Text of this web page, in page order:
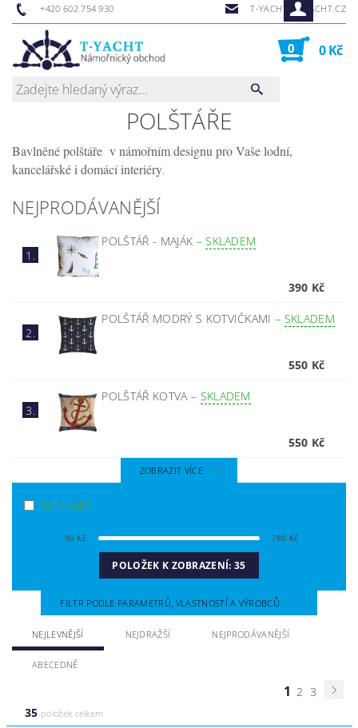
+420 602 754 930 T-YACHT@T-YACHT.CZ
0 0 Kč
POLŠTÁŘE
Bavlněné polštáře v námořním designu pro Vaše lodní,
kancelářské i domácí interiéry.
NEJPRODÁVANĚJŠÍ
1.
POLŠTÁŘ - MAJÁK –SKLADEM
390 Kč
2.
POLŠTÁŘ MODRÝ S KOTVIČKAMI– SKLADEM
550 Kč
3.
POLŠTÁŘ KOTVA – SKLADEM
550 Kč
ZOBRAZIT VÍCE
NA SKLADĚ
90 Kč 780 Kč
POLOŽEK K ZOBRAZENÍ:35
FILTR PODLE PARAMETRŮ, VLASTNOSTÍ A VÝROBCŮ
NEJLEVNĚJŠÍ NEJDRAŽŠÍ NEJPRODÁVANĚJŠÍ
ABECEDNĚ
1 2 3
35 položek celkem